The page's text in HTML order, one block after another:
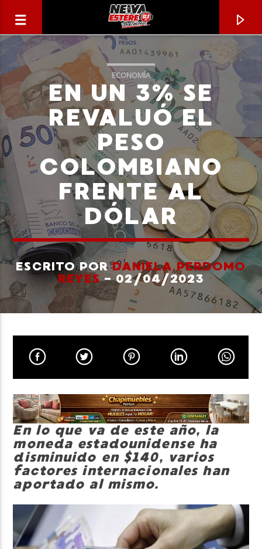
CANCIÓN ACTUAL
TÍTULO
ARTISTA
Neiva Estereo
ECONOMÍA
EN UN 3% SE
REVALUÓ EL
PESO
COLOMBIANO
FRENTE AL
DÓLAR
ESCRITO PORDANIELA PERDOMO
REYES- 02/04/2023
En lo que va de este año, la
moneda estadounidense ha
disminuido en $140, varios
factores internacionales han
aportado al mismo.